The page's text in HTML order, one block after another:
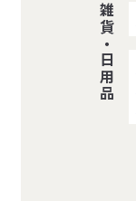
雑貨・日用品